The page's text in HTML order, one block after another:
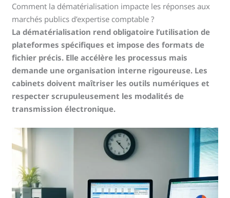
Comment la dématérialisation impacte les réponses aux
marchés publics d’expertise comptable ?
La dématérialisation rend obligatoire l’utilisation de
plateformes spécifiques et impose des formats de
fichier précis. Elle accélère les processus mais
demande une organisation interne rigoureuse. Les
cabinets doivent maîtriser les outils numériques et
respecter scrupuleusement les modalités de
transmission électronique.